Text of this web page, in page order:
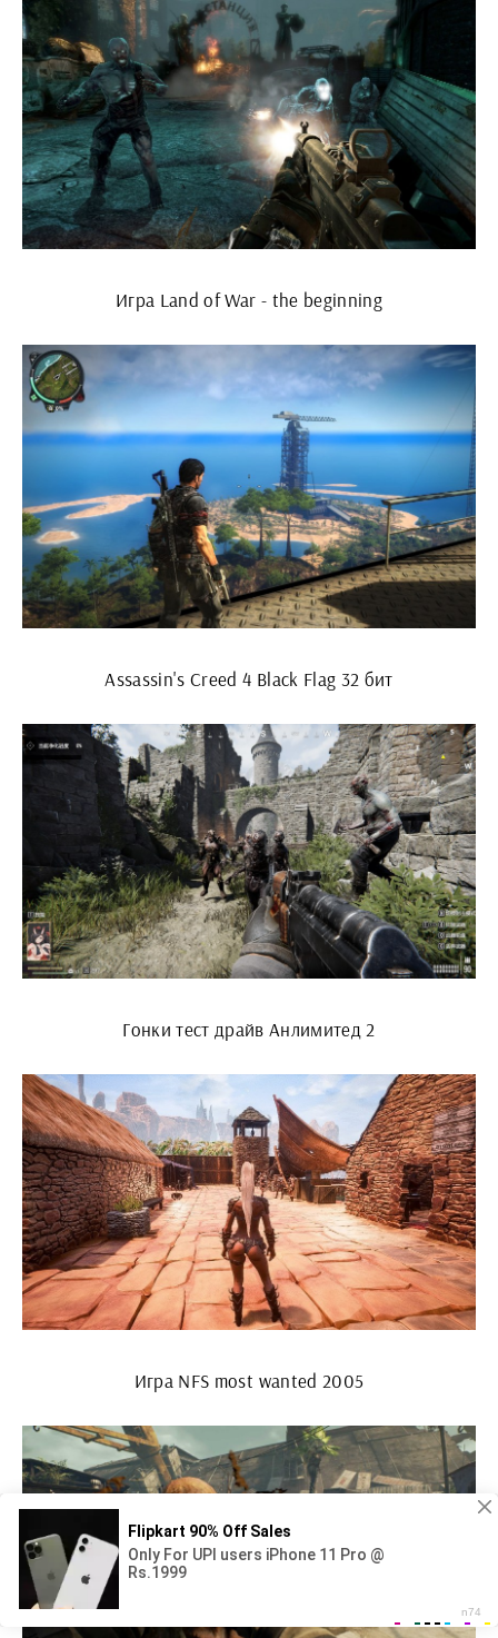
Игра Land of War - the beginning
Assassin's Creed 4 Black Flag 32 бит
Гонки тест драйв Анлимитед 2
Игра NFS most wanted 2005